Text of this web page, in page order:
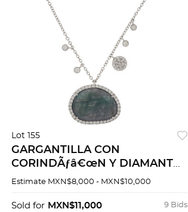
Lot 155
GARGANTILLA CON
CORINDÃƒâ€œN Y DIAMANTES
EN ORO BLANCO DE 18K DE LA
Estimate MXN$8,000 - MXN$10,000
9 Bids
Sold for MXN$11,000